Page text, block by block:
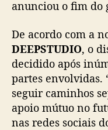
anunciou o fim do
De acordo com a
DEEPSTUDIO, o
decidido após
partes envolvidas.
seguir caminhos
apoio mútuo no
nas redes sociais